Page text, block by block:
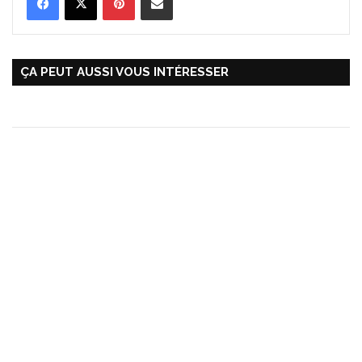
ÇA PEUT AUSSI VOUS INTÉRESSER